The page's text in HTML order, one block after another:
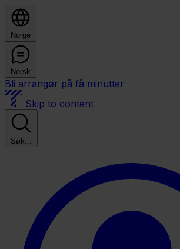
Norge
Norsk
Bli arrangør på få minutter
Skip to content
Søk...